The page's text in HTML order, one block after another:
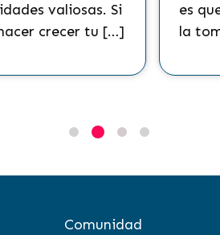
Hoy en día, en la era
usuarios esperan
Comunidad